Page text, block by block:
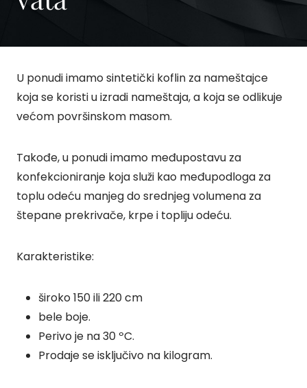
U ponudi imamo sintetički koflin za nameštajce
koja se koristi u izradi nameštaja, a koja se odlikuje
većom površinskom masom.
Takođe, u ponudi imamo međupostavu za
konfekcioniranje koja služi kao međupodloga za
toplu odeću manjeg do srednjeg volumena za
štepane prekrivače, krpe i topliju odeću.
Karakteristike:
široko 150 ili 220 cm
bele boje.
Perivo je na 30 ºC.
Prodaje se isključivo na kilogram.